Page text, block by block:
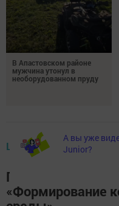
В Апастовском районе
мужчина утонул в
необорудованном пруду
ЦЕНТРАЛЬНЫЕ НОВОСТИ
Путин
«Формирование
А вы уже
Junior?